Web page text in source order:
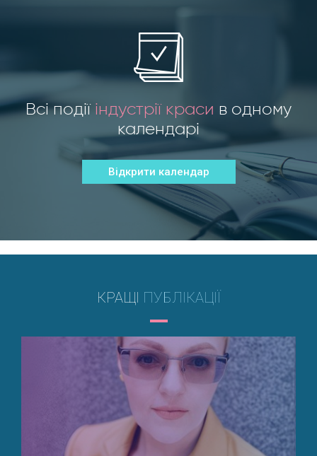
Всі події індустрії краси в одному
календарі
Відкрити календар
КРАЩІ ПУБЛІКАЦІЇ